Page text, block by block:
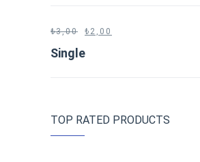
₺3,00 ₺ 2,00
Single
TOP RATED PRODUCTS